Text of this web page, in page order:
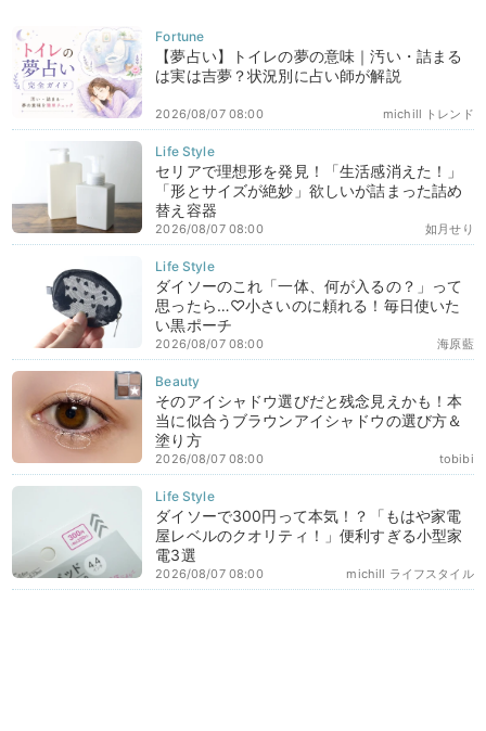
【夢占い】トイレの夢の意味｜汚い・詰まる
は実は吉夢？状況別に占い師が解説
michill トレンド
2026/08/07 08:00
セリアで理想形を発見！「生活感消えた！」
「形とサイズが絶妙」欲しいが詰まった詰め
替え容器
如月せり
2026/08/07 08:00
ダイソーのこれ「一体、何が入るの？」って
思ったら…♡小さいのに頼れる！毎日使いた
い黒ポーチ
海原藍
2026/08/07 08:00
そのアイシャドウ選びだと残念見えかも！本
当に似合うブラウンアイシャドウの選び方＆
塗り方
tobibi
2026/08/07 08:00
ダイソーで300円って本気！？「もはや家電
屋レベルのクオリティ！」便利すぎる小型家
電3選
michill ライフスタイル
2026/08/07 08:00